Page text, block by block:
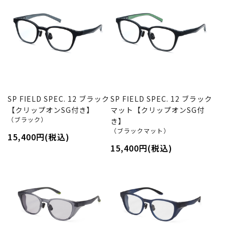
SP FIELD SPEC. 12 ブラック
【クリップオンSG付き】
（ブラック）
15,400円(税込)
SP FIELD SPEC. 12 ブラック
マット【クリップオンSG付
き】
（ブラックマット）
15,400円(税込)